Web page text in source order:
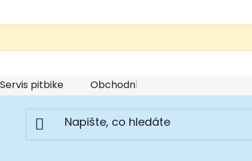
Servis pitbike Obchodní podmínky